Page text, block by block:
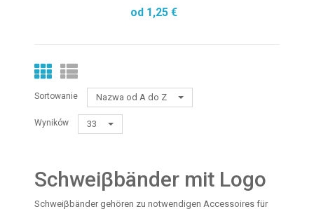
od 1,25 €
Sortowanie Nazwa od A do Z
Wyników 33
Schweiβbänder mit Logo
Schweiβbänder gehören zu notwendigen Accessoires für